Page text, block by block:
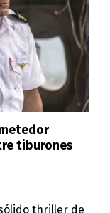
tiburones
thriller de